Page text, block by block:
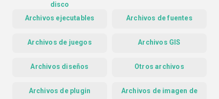
disco
Archivos ejecutables Archivos de fuentes
Archivos de juegos Archivos GIS
Archivos diseños Otros archivos
Archivos de plugin Archivos de imagen de